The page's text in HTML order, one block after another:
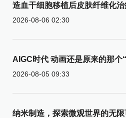
造血干细胞移植后皮肤纤维化
2026-08-06 02:30
AIGC时代 动画还是原来的那个
2026-08-05 09:33
纳米制造，探索微观世界的无